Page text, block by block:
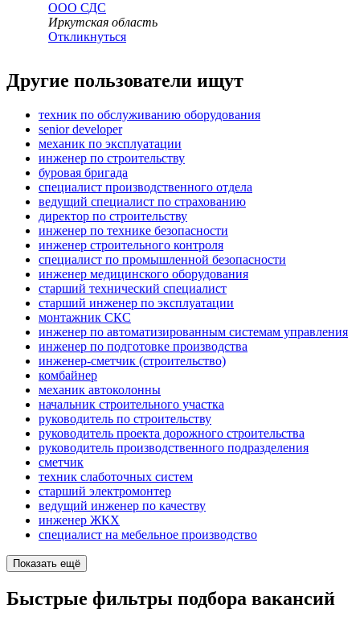
ООО СДС
Иркутская область
Откликнуться
Другие пользователи ищут
техник по обслуживанию оборудования
senior developer
механик по эксплуатации
инженер по строительству
буровая бригада
специалист производственного отдела
ведущий специалист по страхованию
директор по строительству
инженер по технике безопасности
инженер строительного контроля
специалист по промышленной безопасности
инженер медицинского оборудования
старший технический специалист
старший инженер по эксплуатации
монтажник СКС
инженер по автоматизированным системам управления
инженер по подготовке производства
инженер-сметчик (строительство)
комбайнер
механик автоколонны
начальник строительного участка
руководитель по строительству
руководитель проекта дорожного строительства
руководитель производственного подразделения
сметчик
техник слаботочных систем
старший электромонтер
ведущий инженер по качеству
инженер ЖКХ
специалист на мебельное производство
Показать ещё
Быстрые фильтры подбора вакансий